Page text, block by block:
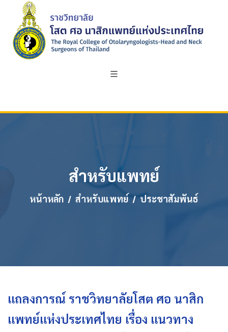
สำหรับแพทย์
หน้าหลัก สำหรับแพทย์ ประชาสัมพันธ์
แถลงการณ์ ราชวิทยาลัยโสต ศอ นาสิก
แพทย์แห่งประเทศไทย เรื่อง แนวทาง